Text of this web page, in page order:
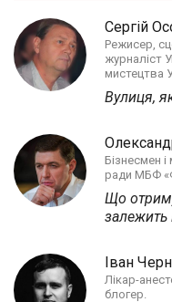
Сергій
Режисер,
журналіст
мистецтва
Вулиця,
Бізнесмен
ради МБФ
Що
залежить
Іван
Лікар-
блогер.